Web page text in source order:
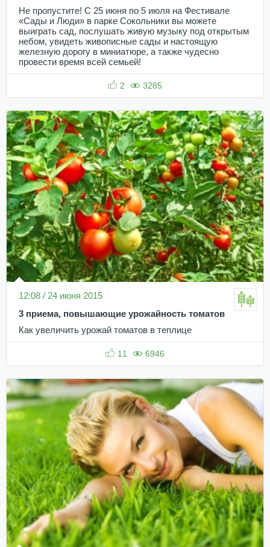
Не пропустите! С 25 июня по 5 июля на Фестивале
«Сады и Люди» в парке Сокольники вы можете
выиграть сад, послушать живую музыку под открытым
небом, увидеть живописные сады и настоящую
железную дорогу в миниатюре, а также чудесно
провести время всей семьей!
2 3285
12:08 / 24 июня 2015
3 приема, повышающие урожайность томатов
Как увеличить урожай томатов в теплице
11 6946